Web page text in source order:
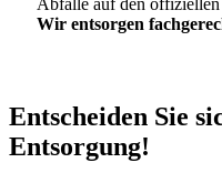
Abfälle auf den
Wir entsorgen
Entscheiden Sie
Entsorgung!​